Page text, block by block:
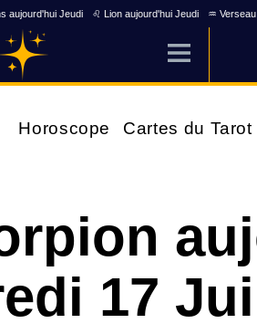
aujourd'hui Jeudi ♌ Lion aujourd'hui Jeudi ♒
Horoscope Cartes du Tarot
17